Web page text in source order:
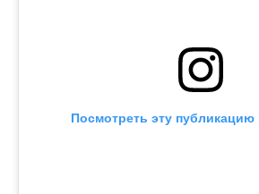
Посмотреть эту публикацию